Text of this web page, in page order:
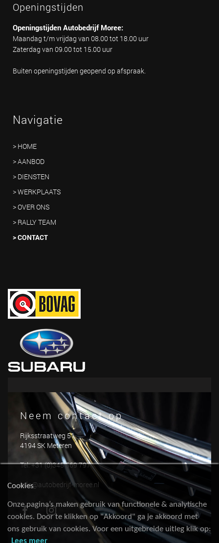
Openingstijden
Openingstijden Autobedrijf Moree:
Maandag t/m vrijdag van 08.00 tot 18.00 uur
Zaterdag van 09.00 tot 15.00 uur
Buiten openingstijden geopend op afspraak.
Navigatie
> HOME
> AANBOD
> DIENSTEN
> WERKPLAATS
> OVER ONS
> RALLY TEAM
> CONTACT
Neem contact op
Rijksstraatweg 51
4194 SK Meteren
Tel: +31 (0)345 569 797
info@autobedrijf-moree.nl
Cookies
Onze pagina’s maken gebruik van functionele & analytische
cookies. Door te klikken op "Akkoord" ga je akkoord met
ons gebruik van cookies. Voor een uitgebreide uitleg klik op:
Lees meer